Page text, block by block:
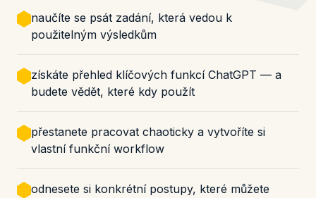
naučíte se psát zadání, která vedou k
použitelným výsledkům
získáte přehled klíčových funkcí ChatGPT — a
budete vědět, které kdy použít
přestanete pracovat chaoticky a vytvoříte si
vlastní funkční workflow
odnesete si konkrétní postupy, které můžete